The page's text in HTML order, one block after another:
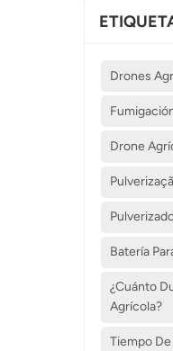
Drones
Drone
Batería
¿Cuánto
Agrícola?
Tiempo